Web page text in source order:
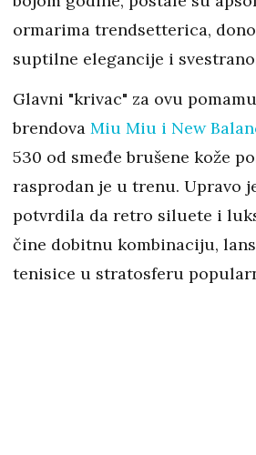
ormarima trendsetterica,
suptilne elegancije i
Glavni "krivac" za ovu
brendova Miu Miu i New
530 od smeđe brušene kože
rasprodan je u trenu. Upravo
potvrdila da retro siluete i
čine dobitnu kombinaciju,
tenisice u stratosferu